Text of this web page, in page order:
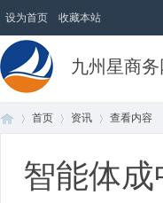
设为首页 收藏本站
九州星商务
首页 资讯
›
查看内容
智能体